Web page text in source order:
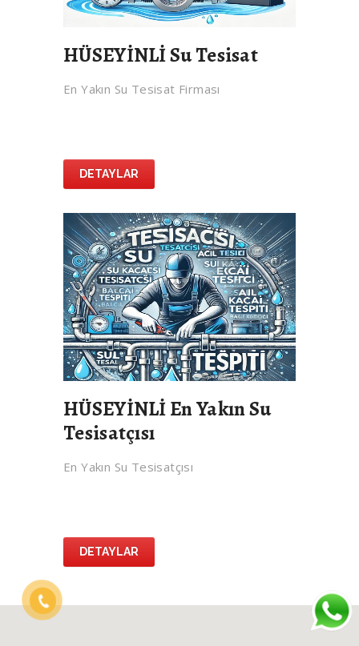
HÜSEYİNLİ Su Tesisat
En Yakın Su Tesisat Firması
DETAYLAR
HÜSEYİNLİ En Yakın Su
Tesisatçısı
En Yakın Su Tesisatçısı
DETAYLAR